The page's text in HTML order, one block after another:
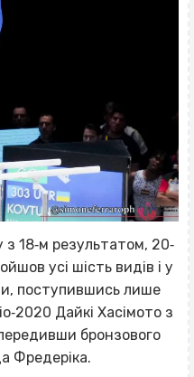
з 18‐м результатом, 20‐
усі шість видів і у
поступившись лише
Дайкі Хасімото з
бронзового
Фредеріка.